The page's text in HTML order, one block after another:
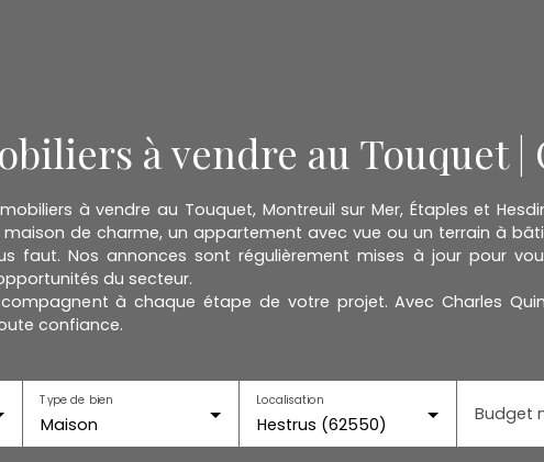
à vendre au Touquet
à vendre au Touquet, Montreuil sur Mer, Étaples et
maison de charme, un appartement avec vue ou un terrain à
faut. Nos annonces sont régulièrement mises à jour pour
du secteur.
à chaque étape de votre projet. Avec Charles
confiance.
Maison
Type de bien
Hestrus (62550)
Localisation
Budget